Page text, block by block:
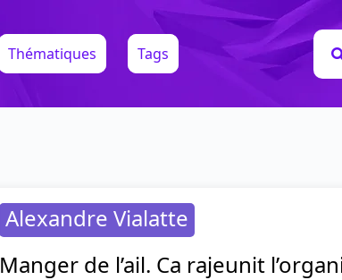
Thématiques Tags
Alexandre Vialatte
Manger de l’ail. Ca rajeunit